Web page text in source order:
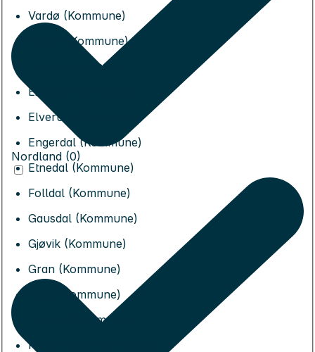
Vardø (Kommune)
Alvdal (Kommune)
Dovre (Kommune)
Eidskog (Kommune)
Elverum (Kommune)
Engerdal (Kommune)
Etnedal (Kommune)
Folldal (Kommune)
Gausdal (Kommune)
Gjøvik (Kommune)
Gran (Kommune)
Grue (Kommune)
Hamar (Kommune)
Kongsvinger (Kommune)
Nordland (0)